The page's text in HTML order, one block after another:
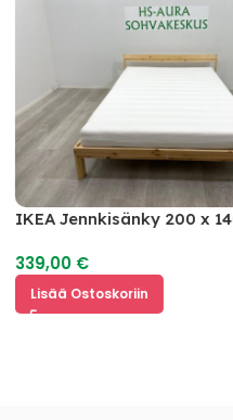
IKEA Jennkisänky 200 x 140
339,00€
Lisää Ostoskoriin